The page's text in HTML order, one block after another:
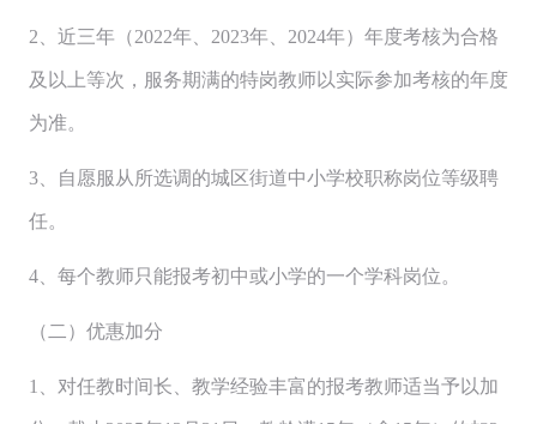
2、近三年（2022年、2023年、2024年）年度考核为合格
及以上等次，服务期满的特岗教师以实际参加考核的年度
为准。
3、自愿服从所选调的城区街道中小学校职称岗位等级聘
任。
4、每个教师只能报考初中或小学的一个学科岗位。
（二）优惠加分
1、对任教时间长、教学经验丰富的报考教师适当予以加